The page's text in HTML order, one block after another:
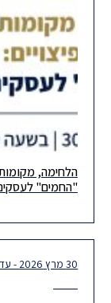
לקראת השלמת
הלחימה, מקומות
"החמים"
30 מרץ 2026 - עדכוני לקוחות, עדכוני מבצע שאגת הארי